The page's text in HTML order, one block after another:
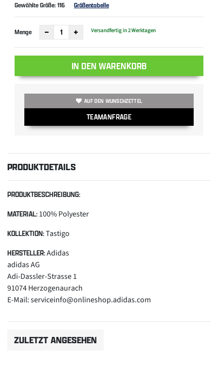
Gewählte Größe:116 Größentabelle
Menge Versandfertig in 2 Werktagen
IN DEN WARENKORB
AUF DEN WUNSCHZETTEL
TEAMANFRAGE
PRODUKTDETAILS
PRODUKTBESCHREIBUNG:
MATERIAL: 100% Polyester
KOLLEKTION:Tastigo
HERSTELLER:Adidas
adidas AG
Adi-Dassler-Strasse 1
91074 Herzogenaurach
E-Mail: serviceinfo@onlineshop.adidas.com
ZULETZT ANGESEHEN